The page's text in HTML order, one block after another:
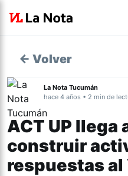
← Volver
La Nota Tucumán
hace 4 años • 2 min de
ACT UP llega
construir
respuestas al